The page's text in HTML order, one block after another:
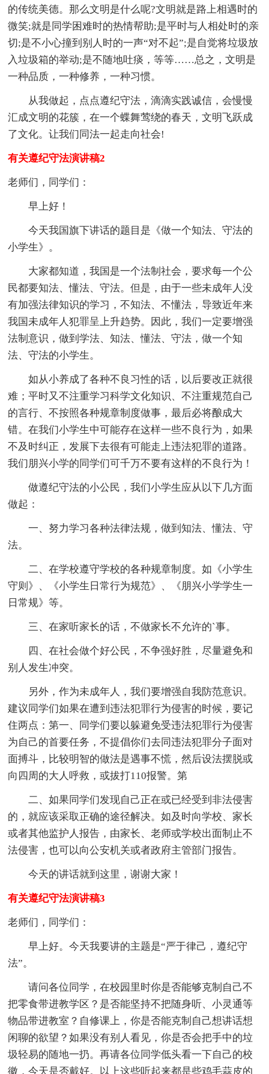
的传统美德。那么文明是什么呢?文明就是路上相遇时的
微笑;就是同学困难时的热情帮助;是平时与人相处时的亲
切;是不小心撞到别人时的一声“对不起”;是自觉将垃圾放
入垃圾箱的举动;是不随地吐痰，等等……总之，文明是
一种品质，一种修养，一种习惯。
从我做起，点点遵纪守法，滴滴实践诚信，会慢慢
汇成文明的花簇，在一个蝶舞莺绕的春天，文明飞跃成
了文化。让我们同法一起走向社会!
有关遵纪守法演讲稿2
老师们，同学们：
早上好！
今天我国旗下讲话的题目是《做一个知法、守法的
小学生》。
大家都知道，我国是一个法制社会，要求每一个公
民都要知法、懂法、守法。但是，由于一些未成年人没
有加强法律知识的学习，不知法、不懂法，导致近年来
我国未成年人犯罪呈上升趋势。因此，我们一定要增强
法制意识，做到学法、知法、懂法、守法，做一个知
法、守法的小学生。
如从小养成了各种不良习性的话，以后要改正就很
难；平时又不注重学习科学文化知识、不注重规范自己
的言行、不按照各种规章制度做事，最后必将酿成大
错。在我们小学生中可能存在这样一些不良行为，如果
不及时纠正，发展下去很有可能走上违法犯罪的道路。
我们朋兴小学的同学们可千万不要有这样的不良行为！
做遵纪守法的小公民，我们小学生应从以下几方面
做起：
一、努力学习各种法律法规，做到知法、懂法、守
法。
二、在学校遵守学校的各种规章制度。如《小学生
守则》、《小学生日常行为规范》、《朋兴小学学生一
日常规》等。
三、在家听家长的话，不做家长不允许的`事。
四、在社会做个好公民，不争强好胜，尽量避免和
别人发生冲突。
另外，作为未成年人，我们要增强自我防范意识。
建议同学们如果在遭到违法犯罪行为侵害的时候，要记
住两点：第一、同学们要以躲避免受违法犯罪行为侵害
为自己的首要任务，不提倡你们去同违法犯罪分子面对
面搏斗，比较明智的做法是遇事不慌，然后设法摆脱或
向四周的大人呼救，或拔打110报警。第
二、如果同学们发现自己正在或已经受到非法侵害
的，就应该采取正确的途径解决。如及时向学校、家长
或者其他监护人报告，由家长、老师或学校出面制止不
法侵害，也可以向公安机关或者政府主管部门报告。
今天的讲话就到这里，谢谢大家！
有关遵纪守法演讲稿3
老师们，同学们：
早上好。今天我要讲的主题是“严于律己，遵纪守
法”。
请问各位同学，在校园里时你是否能够克制自己不
把零食带进教学区？是否能坚持不把随身听、小灵通等
物品带进教室？自修课上，你是否能克制自己想讲话想
闲聊的欲望？如果没有别人看见，你是否会把手中的垃
圾轻易的随地一扔。再请各位同学低头看一下自己的校
徽，今天是否戴好。以上这些听起来都是些鸡毛蒜皮的